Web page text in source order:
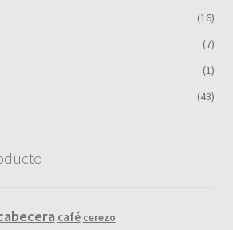
(16)
(7)
(1)
(43)
café cerezo